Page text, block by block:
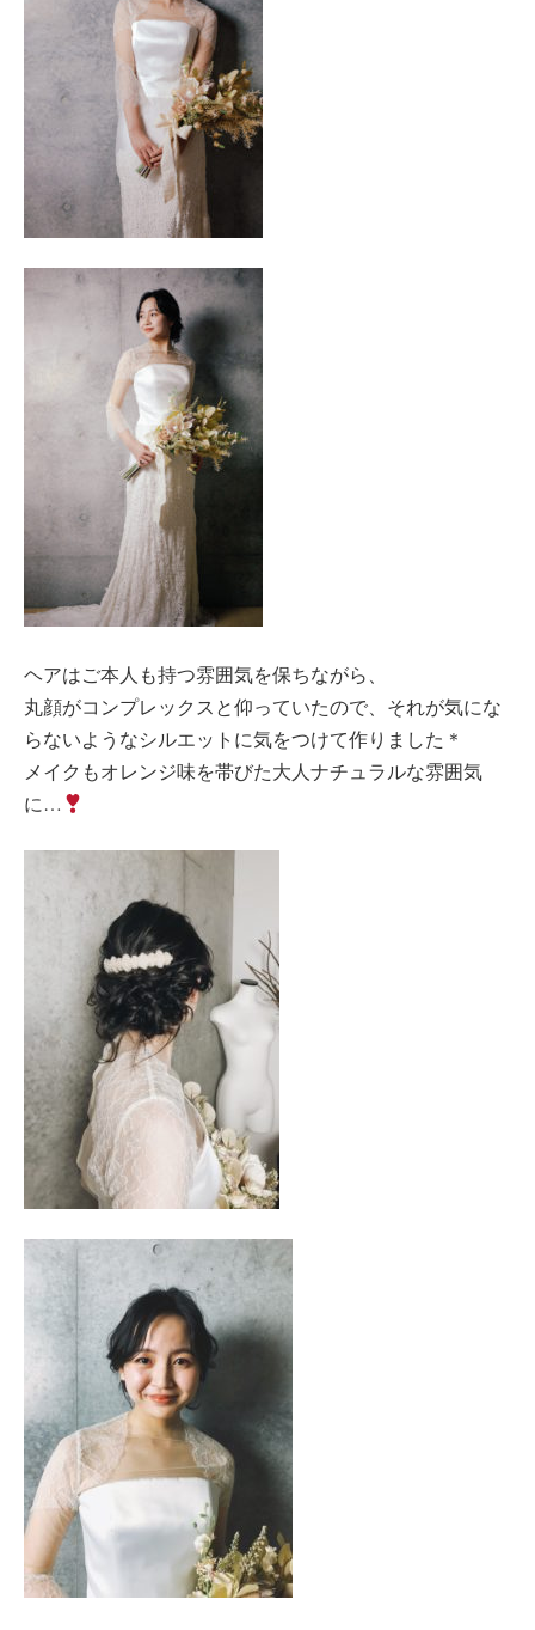
ヘアはご本人も持つ雰囲気を保ちながら、
丸顔がコンプレックスと仰っていたので、それが気にな
らないようなシルエットに気をつけて作りました＊
メイクもオレンジ味を帯びた大人ナチュラルな雰囲気
に…